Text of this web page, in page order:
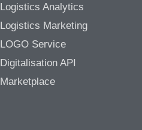
Logistics Analytics
Logistics Marketing
LOGO Service
Digitalisation API
Marketplace